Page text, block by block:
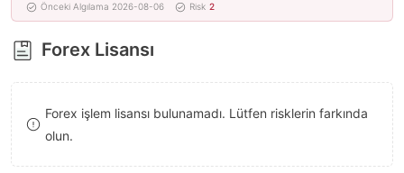
6
7
8
9
9
Önceki Algılama 2026-08-06 Risk 2
Forex Lisansı
Forex işlem lisansı bulunamadı. Lütfen risklerin farkında
olun.